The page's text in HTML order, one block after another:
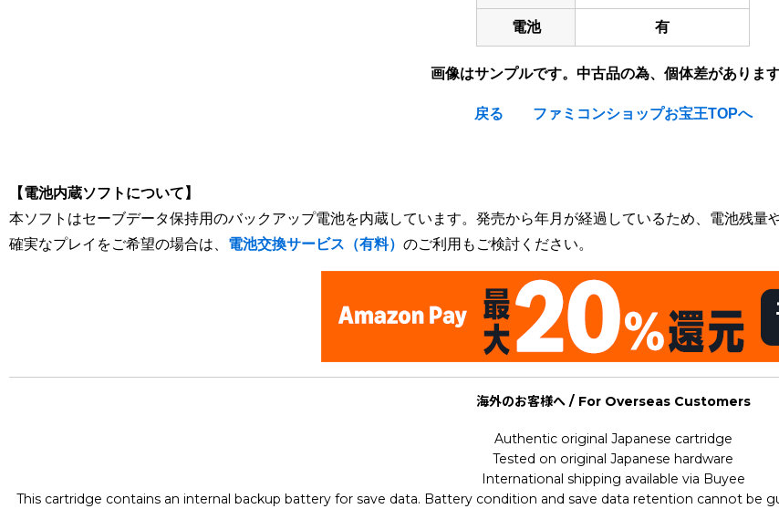
電池 有
画像はサンプルです。中古品の為、個体差があります
戻る ファミコンショップお宝王TOPへ
【電池内蔵ソフトについて】
本ソフトはセーブデータ保持用のバックアップ電池を内蔵しています。発売から年月が経過しているため、電池残量
確実なプレイをご希望の場合は、 電池交換サービス（有料） のご利用もご検討ください。
海外のお客様へ / For Overseas Customers
Authentic original Japanese cartridge
Tested on original Japanese hardware
International shipping available via Buyee
This cartridge contains an internal backup battery for save data. Battery condition and save data retention cannot be